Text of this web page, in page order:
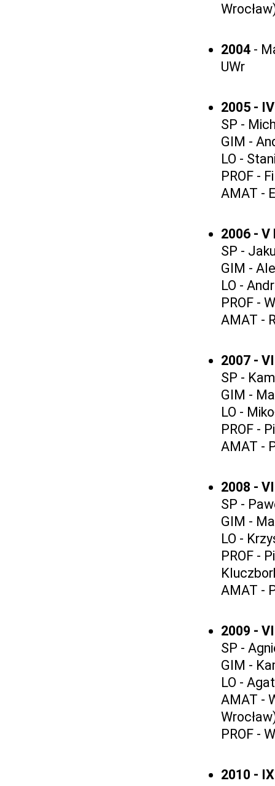
2004 -
UWr
2005 -
SP -
GIM -
LO -
PROF -
AMAT -
2006 - V
SP -
GIM -
LO -
PROF -
AMAT -
2007 -
SP -
GIM -
LO -
PROF -
AMAT -
2008 -
SP -
GIM -
LO -
PROF -
AMAT -
2009 -
SP -
GIM -
LO -
AMAT -
PROF -
2010 -